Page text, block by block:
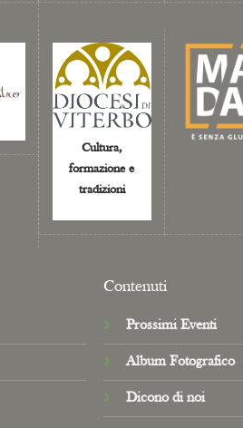
Cultura,
formazione e
tradizioni
Contenuti
Prossimi Eventi
Album Fotografico
Dicono di noi